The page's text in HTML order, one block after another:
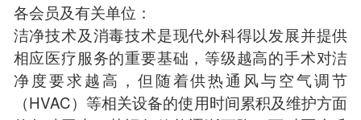
各会员及有关单位：
洁净技术及消毒技术是现代外科得以发展并提供
相应医疗服务的重要基础，等级越高的手术对洁
净度要求越高，但随着供热通风与空气调节
（HVAC）等相关设备的使用时间累积及维护方面